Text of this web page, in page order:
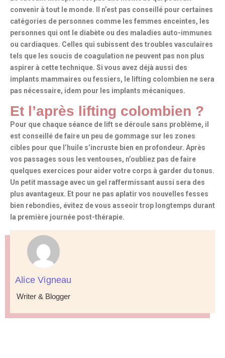
convenir à tout le monde. Il n’est pas conseillé pour certaines
catégories de personnes comme les femmes enceintes, les
personnes qui ont le diabète ou des maladies auto-immunes
ou cardiaques. Celles qui subissent des troubles vasculaires
tels que les soucis de coagulation ne peuvent pas non plus
aspirer à cette technique. Si vous avez déjà aussi des
implants mammaires ou fessiers, le lifting colombien ne sera
pas nécessaire, idem pour les implants mécaniques.
Et l’après lifting colombien ?
Pour que chaque séance de lift se déroule sans problème, il
est conseillé de faire un peu de gommage sur les zones
cibles pour que l’huile s’incruste bien en profondeur. Après
vos passages sous les ventouses, n’oubliez pas de faire
quelques exercices pour aider votre corps à garder du tonus.
Un petit massage avec un gel raffermissant aussi sera des
plus avantageux. Et pour ne pas aplatir vos nouvelles fesses
bien rebondies, évitez de vous asseoir trop longtemps durant
la première journée post-thérapie.
Alice Vigneau
Writer & Blogger